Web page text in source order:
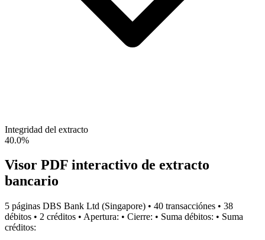
Integridad del extracto
40.0%
Visor PDF interactivo de extracto
bancario
5 páginas DBS Bank Ltd (Singapore) • 40 transacciónes • 38
débitos • 2 créditos • Apertura: • Cierre: • Suma débitos: • Suma
créditos: